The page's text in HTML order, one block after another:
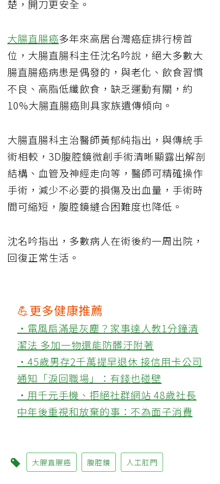
楚，開刀更安全。
大腸直腸癌多年來高居台灣癌症排行榜首
位，大腸直腸科主任沈名吟說，絕大多數大
腸直腸癌病患是偶發的，與老化、飲食習慣
不良、高脂低纖飲食，缺乏運動有關，約
10%大腸直腸癌則具家族遺傳傾向。
大腸直腸科主治醫師黃郁純指出，與傳統手
術相較，3D腹腔鏡微創手術清晰顯露出解剖
結構、血管及神經走向等，醫師可精確操作
手術，減少不必要的損傷及出血量，手術時
間可縮短，腹腔鏡縫合困難度也降低。
沈名吟指出，多數病人在術後約一周出院，
回復正常生活。
💪更多健康推薦
‧電風扇滿是灰塵？家事達人教1分鐘清
潔法 多加一物還能防髒汙附著
‧45歲男存2千萬提早退休 接信用卡公司
通知「淚回職場」：有錢也碰壁
‧用千元手機、拒絕社群網站 48歲社長
中年後重視和放棄的事：不為面子消費
大腸直腸癌 腹腔鏡 人工肛門